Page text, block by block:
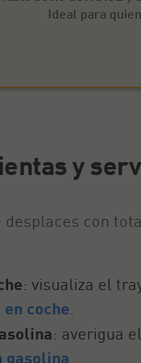
Ideal para
y
desplaces con
: visualiza el
coche.
: averigua
gasolina.